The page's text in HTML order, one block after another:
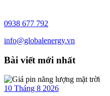
0938 677 792
info@globalenergy.vn
Bài viết mới nhất
10 Tháng 8 2026